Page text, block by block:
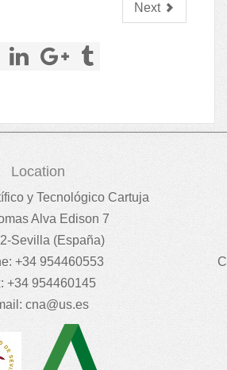
Next
Location
y Tecnológico Cartuja
Alva Edison 7
Sevilla (España)
+34 954460553
+34 954460145
cna@us.es